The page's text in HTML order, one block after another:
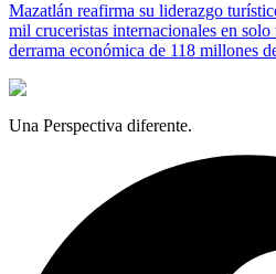
Mazatlán reafirma su liderazgo
mil cruceristas internacionales en
derrama económica de 118 millones
Una Perspectiva diferente.